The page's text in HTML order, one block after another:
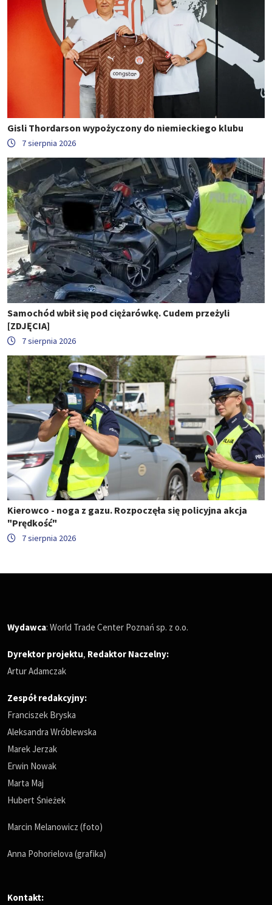
Gisli Thordarson wypożyczony do niemieckiego klubu
7 sierpnia 2026
Samochód wbił się pod ciężarówkę. Cudem przeżyli
[ZDJĘCIA]
7 sierpnia 2026
Kierowco - noga z gazu. Rozpoczęła się policyjna akcja
"Prędkość"
7 sierpnia 2026
Wydawca: World Trade Center Poznań sp. z o.o.
Dyrektor projektu, Redaktor Naczelny:
Artur Adamczak
Zespół redakcyjny:
Franciszek Bryska
Aleksandra Wróblewska
Marek Jerzak
Erwin Nowak
Marta Maj
Hubert Śnieżek
Marcin Melanowicz (foto)
Anna Pohorielova (grafika)
Kontakt: